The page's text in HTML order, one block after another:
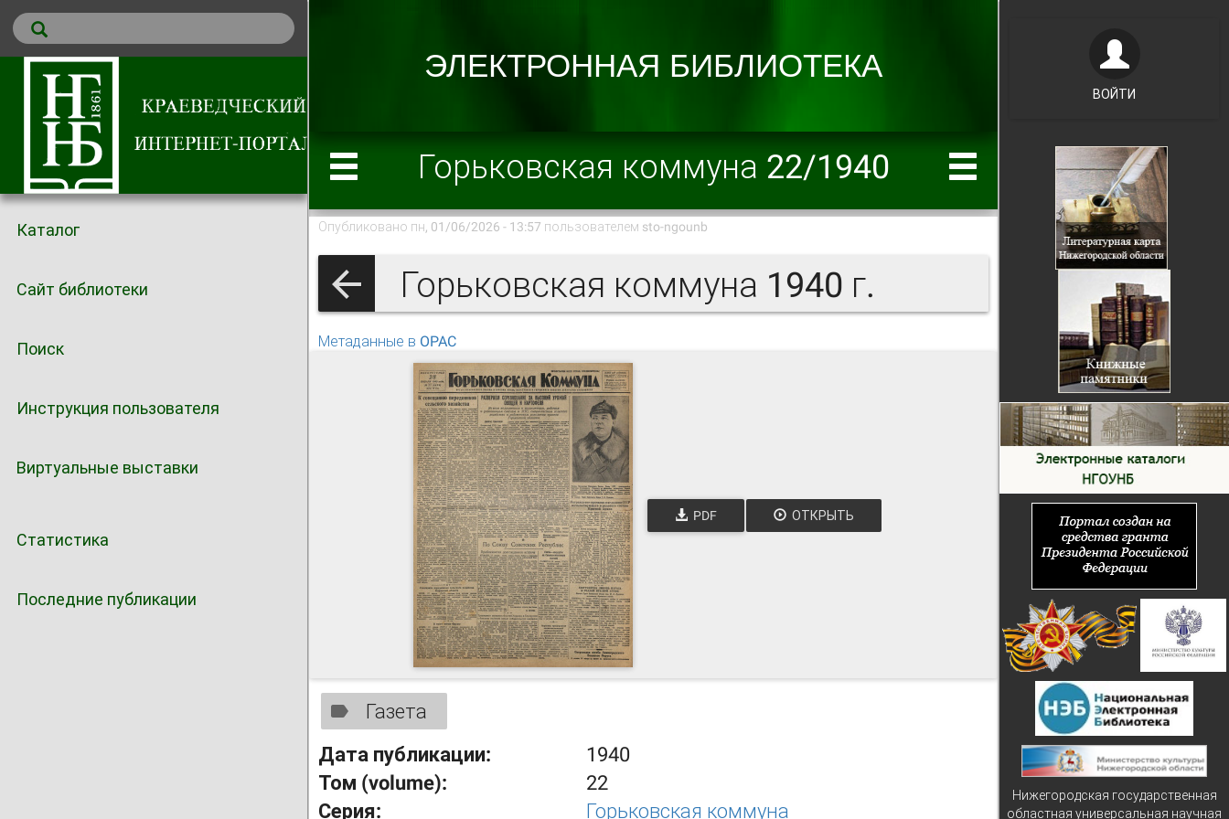
Каталог
Сайт библиотеки
Поиск
Инструкция пользователя
Виртуальные выставки
Статистика
Последние публикации
Горьковская коммуна 22/1940
Опубликовано пн, 01/06/2026 - 13:57 пользователем sto-ngounb
Горьковская коммуна 1940 г.
Метаданные в OPAC
PDF ОТКРЫТЬ
Газета
Дата публикации:
1940
Том (volume):
22
Серия:
Горьковская коммуна
ВОЙТИ
Нижегородская государственная
областная универсальная научная